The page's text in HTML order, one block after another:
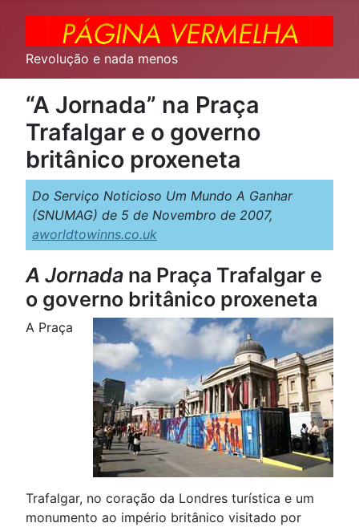
Revolução e nada menos
“A Jornada” na Praça
Trafalgar e o governo
britânico proxeneta
Do Serviço Noticioso Um Mundo A Ganhar
(SNUMAG) de 5 de Novembro de 2007,
aworldtowinns.co.uk
A Jornada na Praça Trafalgar e
o governo britânico proxeneta
A Praça
Trafalgar, no coração da Londres turística e um
monumento ao império britânico visitado por